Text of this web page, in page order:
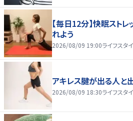
【毎日12分】快眠スト
れよう
2026/08/09 19:00ライフスタ
アキレス腱が出る人と
2026/08/09 18:30ライフスタ